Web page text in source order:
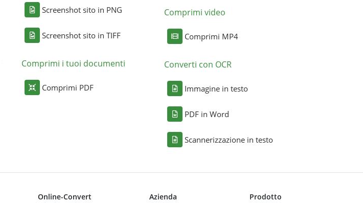
Screenshot sito in PNG
Screenshot sito in TIFF
Comprimi i tuoi documenti
Comprimi PDF
Comprimi video
Comprimi MP4
Converti con OCR
Immagine in testo
PDF in Word
Scannerizzazione in testo
Online-Convert Azienda Prodotto